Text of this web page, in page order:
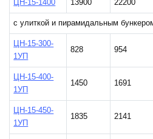
ЦН-15-1400 13900 22200
с улиткой и пирамидальным
ЦН-15-300-
1УП
828 954
ЦН-15-400-
1УП
1450 1691
ЦН-15-450-
1УП
1835 2141